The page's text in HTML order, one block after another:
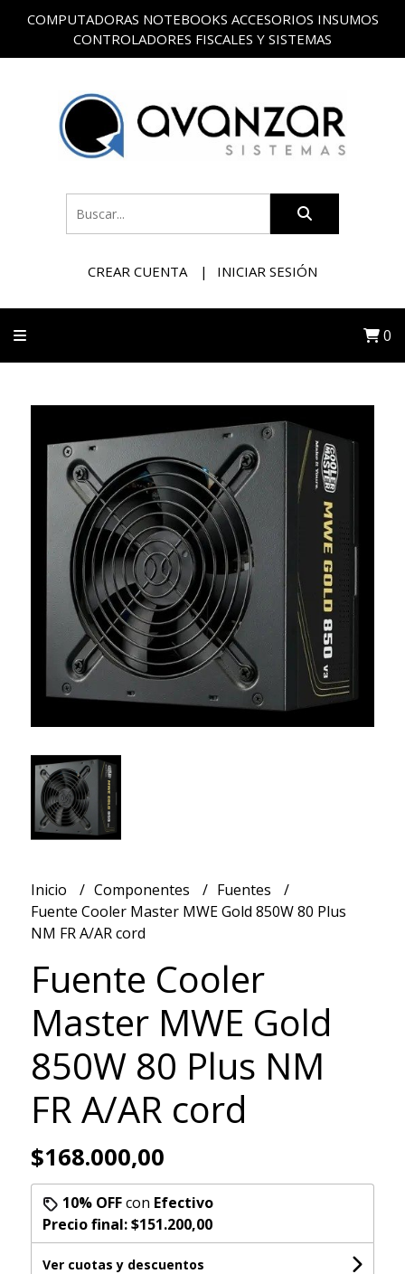
COMPUTADORAS NOTEBOOKS ACCESORIOS INSUMOS
CONTROLADORES FISCALES Y SISTEMAS
CREAR CUENTA INICIAR SESIÓN
0
Inicio Componentes
Fuentes
Fuente Cooler Master MWE Gold 850W 80 Plus
NM FR A/AR cord
Fuente Cooler
Master MWE Gold
850W 80 Plus NM
FR A/AR cord
$168.000,00
10% OFFcon Efectivo
Precio final:$151.200,00
Ver cuotas y descuentos